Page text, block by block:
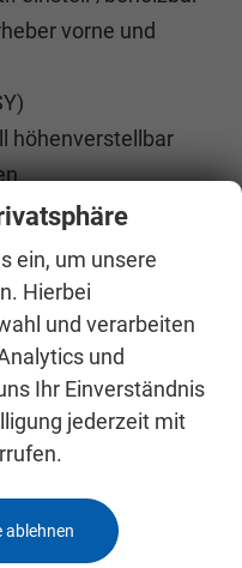
vorne und
höhenverstellbar
auf den
mit Tiptronic
manuell einstellbar
Gepäckraum
ein, um unsere
Hierbei
und verarbeiten
und
Ihr Einverständnis
jederzeit mit
ablehnen